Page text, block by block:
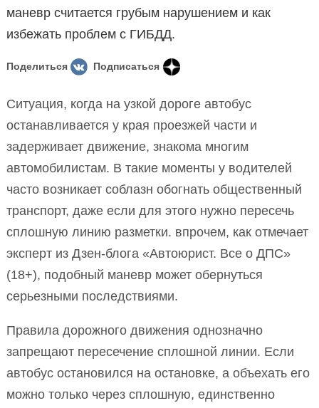
маневр считается грубым нарушением и как
избежать проблем с ГИБДД.
Поделиться Подписаться
Ситуация, когда на узкой дороге автобус
останавливается у края проезжей части и
задерживает движение, знакома многим
автомобилистам. В такие моменты у водителей
часто возникает соблазн обогнать общественный
транспорт, даже если для этого нужно пересечь
сплошную линию разметки. впрочем, как отмечает
эксперт из Дзен-блога «Автоюрист. Все о ДПС»
(18+), подобный маневр может обернуться
серьезными последствиями.
Правила дорожного движения однозначно
запрещают пересечение сплошной линии. Если
автобус остановился на остановке, а объехать его
можно только через сплошную, единственно